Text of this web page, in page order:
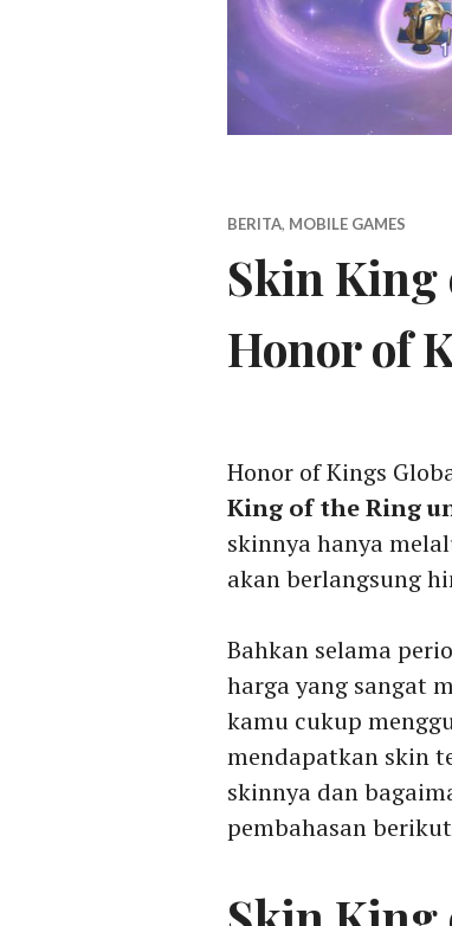
BERITA, MOBILE GAMES
Skin King
Honor of
Honor of Kings
King of the Ring
skinnya hanya
akan berlangsung
Bahkan selama
harga yang sangat
kamu cukup
mendapatkan skin
skinnya dan
pembahasan